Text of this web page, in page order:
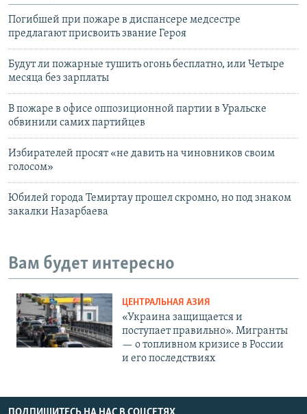
Погибшей при пожаре в диспансере медсестре
предлагают присвоить звание Героя
Будут ли пожарные тушить огонь бесплатно, или Четыре
месяца без зарплаты
В пожаре в офисе оппозиционной партии в Уральске
обвинили самих партийцев
Избирателей просят «не давить на чиновников своим
голосом»
Юбилей города Темиртау прошел скромно, но под знаком
закалки Назарбаева
Вам будет интересно
ЦЕНТРАЛЬНАЯ АЗИЯ
«Украина защищается и
поступает правильно». Мигранты
— о топливном кризисе в России
и его последствиях